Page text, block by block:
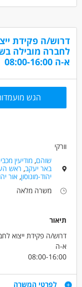
דרישות תפקיד :
דרושים בתחום
מכירות - מנהל/ת
מאפייני משרה
דרוש/ה פקידת
לחברה מובילה
א-ה 08:00-16:00
הגש
וורקי
שוהם,מודיעין
באר יעקב, ראש
יהוד-מונוסון,אור
משרה מלאה
תיאור
דרוש/ה פקידת ייצוא
א-ה
08:00-16:00
תלושים בחגים /ימי
דרישות
לפרטי המשרה